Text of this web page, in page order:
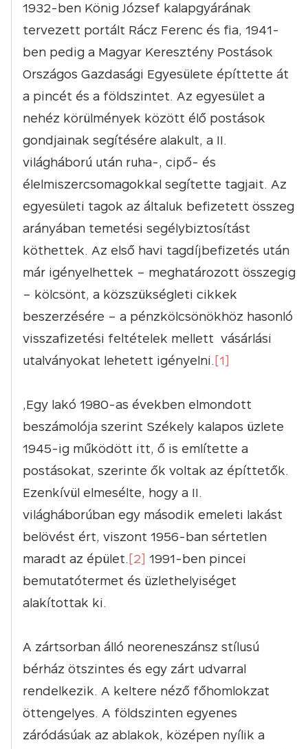
1932-ben König József kalapgyárának
tervezett portált Rácz Ferenc és fia, 1941-
ben pedig a Magyar Keresztény Postások
Országos Gazdasági Egyesülete építtette át
a pincét és a földszintet. Az egyesület a
nehéz körülmények között élő postások
gondjainak segítésére alakult, a II.
világháború után ruha-, cipő- és
élelmiszercsomagokkal segítette tagjait. Az
egyesületi tagok az általuk befizetett összeg
arányában temetési segélybiztosítást
köthettek. Az első havi tagdíjbefizetés után
már igényelhettek – meghatározott összegig
– kölcsönt, a közszükségleti cikkek
beszerzésére – a pénzkölcsönökhöz hasonló
visszafizetési feltételek mellett vásárlási
utalványokat lehetett igényelni. [1]
,Egy lakó 1980-as években elmondott
beszámolója szerint Székely kalapos üzlete
1945-ig működött itt, ő is említette a
postásokat, szerinte ők voltak az építtetők.
Ezenkívül elmesélte, hogy a II.
világháborúban egy második emeleti lakást
belövést ért, viszont 1956-ban sértetlen
maradt az épület. [2] 1991-ben pincei
bemutatótermet és üzlethelyiséget
alakítottak ki.
A zártsorban álló neoreneszánsz stílusú
bérház ötszintes és egy zárt udvarral
rendelkezik. A keltere néző főhomlokzat
öttengelyes. A földszinten egyenes
záródásúak az ablakok, középen nyílik a